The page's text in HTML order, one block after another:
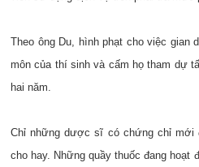
Theo ông Du, hình phạt cho việc gian
môn của thí sinh và cấm họ tham dự
hai năm.
Chỉ những dược sĩ có chứng chỉ
cho hay. Những quầy thuốc đang hoạt